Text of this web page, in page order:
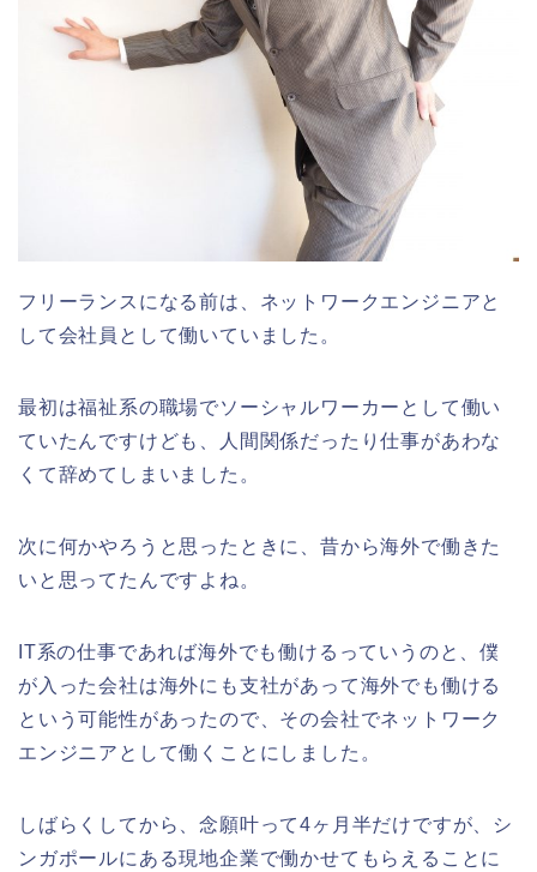
フリーランスになる前は、ネットワークエンジニアと
して会社員として働いていました。
最初は福祉系の職場でソーシャルワーカーとして働い
ていたんですけども、人間関係だったり仕事があわな
くて辞めてしまいました。
次に何かやろうと思ったときに、昔から海外で働きた
いと思ってたんですよね。
IT系の仕事であれば海外でも働けるっていうのと、僕
が入った会社は海外にも支社があって海外でも働ける
という可能性があったので、その会社でネットワーク
エンジニアとして働くことにしました。
しばらくしてから、念願叶って4ヶ月半だけですが、シ
ンガポールにある現地企業で働かせてもらえることに